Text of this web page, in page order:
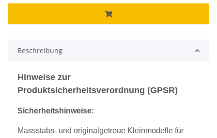
Beschreibung
Hinweise zur
Produktsicherheitsverordnung (GPSR)
Sicherheitshinweise:
Massstabs- und originalgetreue Kleinmodelle für